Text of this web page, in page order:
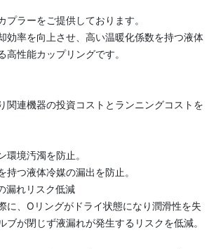
プラーをご提供しております。
効率を向上させ、高い温暖化係数を持つ液体
高性能カップリングです。
関連機器の投資コストとランニングコストを
環境汚濁を防止。
持つ液体冷媒の漏出を防止。
れリスク低減
に、Oリングがドライ状態になり潤滑性を失
ブが閉じず液漏れが発生するリスクを低減。